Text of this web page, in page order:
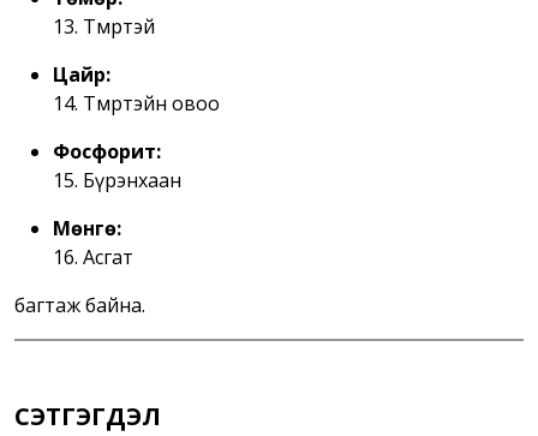
13. Төмөртэй
Цайр:
14. Төмөртэйн овоо
Фосфорит:
15. Бүрэнхаан
Мөнгө:
16. Асгат
багтаж байна.
СЭТГЭГДЭЛ